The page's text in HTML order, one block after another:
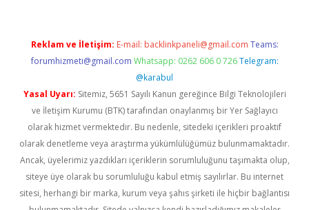
Reklam ve İletişim: E-mail: backlinkpaneli@gmail.com Teams:
forumhizmeti@gmail.com Whatsapp: 0262 606 0 726 Telegram:
@karabul
Yasal Uyarı: Sitemiz, 5651 Sayılı Kanun gereğince Bilgi Teknolojileri
ve İletişim Kurumu (BTK) tarafından onaylanmış bir Yer Sağlayıcı
olarak hizmet vermektedir. Bu nedenle, sitedeki içerikleri proaktif
olarak denetleme veya araştırma yükümlülüğümüz bulunmamaktadır.
Ancak, üyelerimiz yazdıkları içeriklerin sorumluluğunu taşımakta olup,
siteye üye olarak bu sorumluluğu kabul etmiş sayılırlar. Bu internet
sitesi, herhangi bir marka, kurum veya şahıs şirketi ile hiçbir bağlantısı